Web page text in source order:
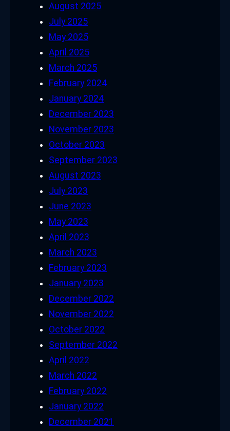
August 2025
July 2025
May 2025
April 2025
March 2025
February 2024
January 2024
December 2023
November 2023
October 2023
September 2023
August 2023
July 2023
June 2023
May 2023
April 2023
March 2023
February 2023
January 2023
December 2022
November 2022
October 2022
September 2022
April 2022
March 2022
February 2022
January 2022
December 2021